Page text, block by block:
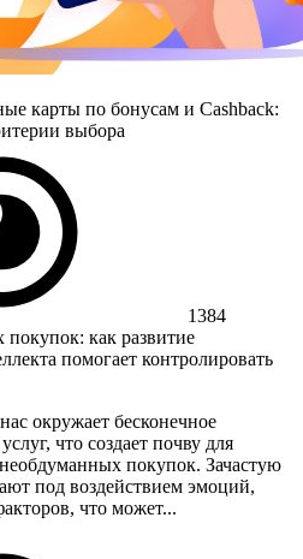
карты по бонусам и Cashback:
выбора
1384
как развитие
помогает контролировать
окружает бесконечное
что создает почву для
покупок. Зачастую
под воздействием эмоций,
что может...